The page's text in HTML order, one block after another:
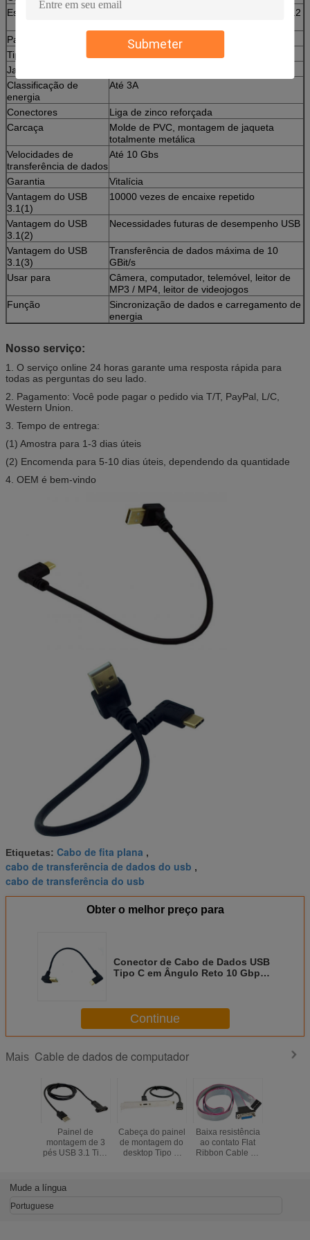
Submeter
Especificação
7/0.127Tx1P+7/0.127Tx2C+F+ADB(48/0.12
Padrão USB
USB 3.1
Tipo
USB Tipo C macho para USB 2.0 AM
Jaqueta
Classificação de
energia
Até 3A
Conectores
Liga de zinco reforçada
Carcaça
Molde de PVC, montagem de jaqueta
totalmente metálica
Velocidades de
transferência de dados
Até 10 Gbs
Garantia
Vitalícia
Vantagem do USB
3.1(1)
10000 vezes de encaixe repetido
Vantagem do USB
3.1(2)
Necessidades futuras de desempenho USB
Vantagem do USB
3.1(3)
Transferência de dados máxima de 10
GBit/s
Usar para
Câmera, computador, telemóvel, leitor de
MP3 / MP4, leitor de videojogos
Função
Sincronização de dados e carregamento de
energia
Nosso serviço:
1. O serviço online 24 horas garante uma resposta rápida para
todas as perguntas do seu lado.
2. Pagamento: Você pode pagar o pedido via T/T, PayPal, L/C,
Western Union.
3. Tempo de entrega:
(1) Amostra para 1-3 dias úteis
(2) Encomenda para 5-10 dias úteis, dependendo da quantidade
4. OEM é bem-vindo
Etiquetas: Cabo de fita plana ,
cabo de transferência de dados do usb ,
cabo de transferência do usb
Obter o melhor preço para
Conector de Cabo de Dados USB
Tipo C em Ângulo Reto 10 Gbps
Continue
Mais Cable de dados de computador
Painel de
montagem de 3
pés USB 3.1 Tipo
Macbook
Masculino Tablet
Cable de dados
Cabeça do painel
de montagem do
desktop Tipo C
Baixa resistência
ao contato Flat
Ribbon Cable 15
Mude a língua
Portuguese